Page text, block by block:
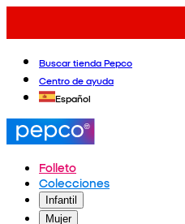
Buscar tienda Pepco
Centro de ayuda
Español
Folleto
Colecciones
Infantil
Mujer